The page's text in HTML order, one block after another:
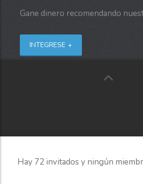
Gane dinero recomendando
INTEGRESE
Hay 72 invitados y ningún